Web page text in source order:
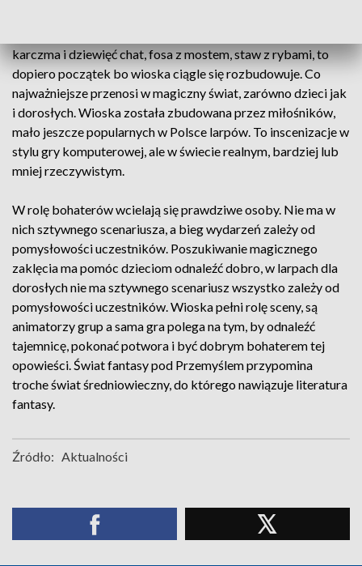
karczma i dziewięć chat, fosa z mostem, staw z rybami, to
dopiero początek bo wioska ciągle się rozbudowuje. Co
najważniejsze przenosi w magiczny świat, zarówno dzieci jak
i dorosłych. Wioska została zbudowana przez miłośników,
mało jeszcze popularnych w Polsce larpów. To inscenizacje w
stylu gry komputerowej, ale w świecie realnym, bardziej lub
mniej rzeczywistym.
W rolę bohaterów wcielają się prawdziwe osoby. Nie ma w
nich sztywnego scenariusza, a bieg wydarzeń zależy od
pomysłowości uczestników. Poszukiwanie magicznego
zaklęcia ma pomóc dzieciom odnaleźć dobro, w larpach dla
dorosłych nie ma sztywnego scenariusz wszystko zależy od
pomysłowości uczestników. Wioska pełni rolę sceny, są
animatorzy grup a sama gra polega na tym, by odnaleźć
tajemnicę, pokonać potwora i być dobrym bohaterem tej
opowieści. Świat fantasy pod Przemyślem przypomina
troche świat średniowieczny, do którego nawiązuje literatura
fantasy.
Źródło: Aktualności